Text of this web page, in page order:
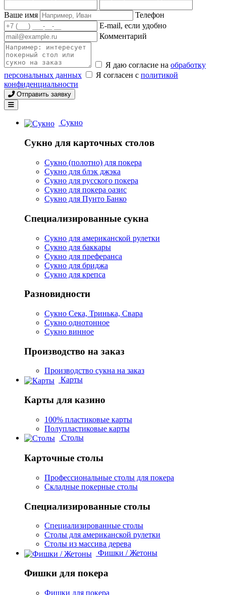
Ваше имя
Телефон
E-mail, если удобно
Комментарий
Я даю согласие на обработку
персональных данных
Я согласен с политикой
конфиденциальности
Отправить заявку
Сукно
Сукно для карточных столов
Сукно (полотно) для покера
Сукно для блэк джэка
Сукно для русского покера
Сукно для покера оазис
Сукно для Пунто Банко
Специализированные сукна
Сукно для американской рулетки
Сукно для баккары
Сукно для преферанса
Сукно для бриджа
Сукно для крепса
Разновидности
Сукно Сека, Тринька, Свара
Сукно однотонное
Сукно винное
Производство на заказ
Производство сукна на заказ
Карты
Карты для казино
100% пластиковые карты
Полупластиковые карты
Столы
Карточные столы
Профессиональные столы для покера
Складные покерные столы
Специализированные столы
Специализированные столы
Столы для американской рулетки
Столы из массива дерева
Фишки / Жетоны
Фишки для покера
Фишки для покера